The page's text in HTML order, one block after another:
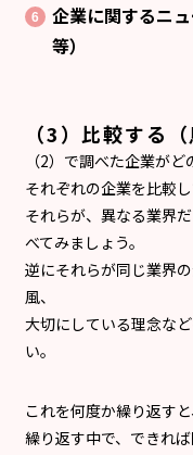
企業に関するニ
等）
（3）比較する
（2）で調べた企業が
それぞれの企業を比較し
それらが、異なる業界
べてみましょう。
逆にそれらが同じ業界
風、
大切にしている理念な
い。
これを何度か繰り返す
繰り返す中で、できれ